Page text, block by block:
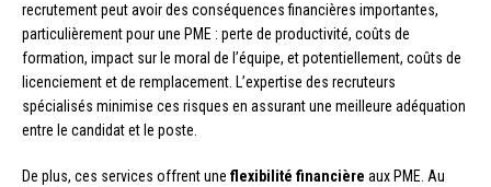
recrutement peut avoir des conséquences financières importantes,
particulièrement pour une PME : perte de productivité, coûts de
formation, impact sur le moral de l’équipe, et potentiellement, coûts de
licenciement et de remplacement. L’expertise des recruteurs
spécialisés minimise ces risques en assurant une meilleure adéquation
entre le candidat et le poste.
De plus, ces services offrent une flexibilité financière aux PME. Au